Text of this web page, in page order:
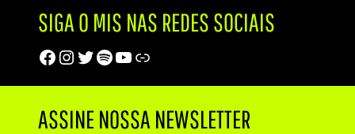
SIGA O MIS NAS REDES SOCIAIS
Facebook
Instagram
Twitter
Spotify
Youtube
Trip Advisor
ASSINE NOSSA NEWSLETTER